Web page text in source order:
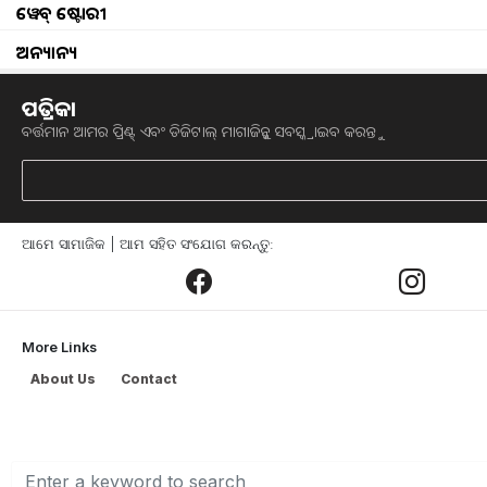
ୱେବ୍ ଷ୍ଟୋରୀ
ଅନ୍ୟାନ୍ୟ
ପତ୍ରିକା
ବର୍ତ୍ତମାନ ଆମର ପ୍ରିଣ୍ଟ୍ ଏବଂ ଡିଜିଟାଲ୍ ମାଗାଜିନ୍କୁ ସବସ୍କ୍ରାଇବ କରନ୍ତୁ
ଆମେ ସାମାଜିକ | ଆମ ସହିତ ସଂଯୋଗ କରନ୍ତୁ:
More Links
About Us
Contact
good news
କେନ୍ଦ୍ରୀୟ କର୍ମଚାରୀ (Central
News)ଆସିପାରେ । କର୍ମଚାରୀଙ୍କ ଅବସର
ସରକାର ବିଚାର କରୁଛନ୍ତି ।
ପ୍ରଧାନମନ୍ତ୍ରୀଙ୍କ ଅର୍ଥନୈତିକ
ବରିଷ୍ଠ ନାଗରିକଙ୍କ ସୁରକ୍ଷା,ଜାଣନ୍ତୁ...